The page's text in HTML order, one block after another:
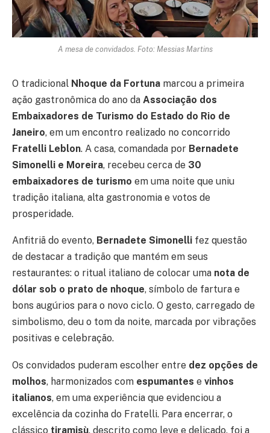
A mesa de convidados. Foto: Messias Martins
O tradicional Nhoque da Fortuna marcou a primeira
ação gastronômica do ano da Associação dos
Embaixadores de Turismo do Estado do Rio de
Janeiro, em um encontro realizado no concorrido
Fratelli Leblon. A casa, comandada por Bernadete
Simonelli e Moreira, recebeu cerca de 30
embaixadores de turismo em uma noite que uniu
tradição italiana, alta gastronomia e votos de
prosperidade.
Anfitriã do evento, Bernadete Simonelli fez questão
de destacar a tradição que mantém em seus
restaurantes: o ritual italiano de colocar uma nota de
dólar sob o prato de nhoque, símbolo de fartura e
bons augúrios para o novo ciclo. O gesto, carregado de
simbolismo, deu o tom da noite, marcada por vibrações
positivas e celebração.
Os convidados puderam escolher entre dez opções de
molhos, harmonizados com espumantes e vinhos
italianos, em uma experiência que evidenciou a
excelência da cozinha do Fratelli. Para encerrar, o
clássico tiramisù, descrito como leve e delicado, foi a